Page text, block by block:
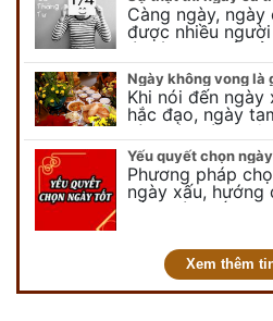
Càng ngày,
được nhiều
là các bạn trẻ
vui chơi, tinh
Ngày không vong là
Khi nói đến
hắc đạo, ngày
còn có ngày
nói đến ngày
Yếu quyết chọn
Phương pháp
ngày xấu, hướng
tốt, ngày xấu
Xem thêm